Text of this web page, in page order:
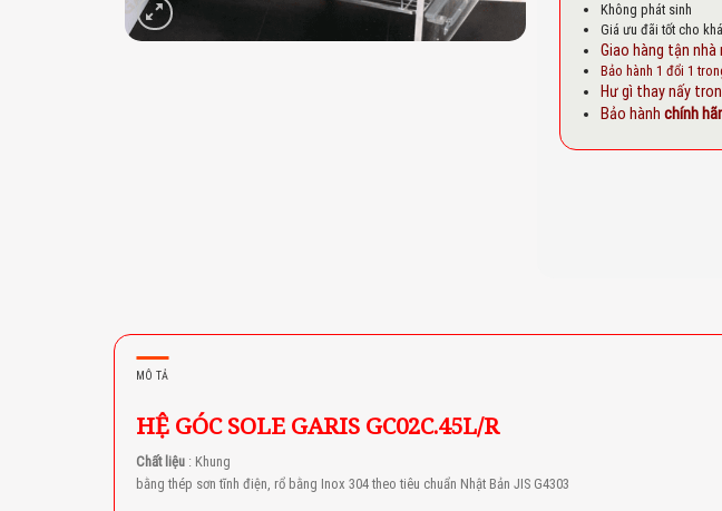
Không phát sinh
Giá ưu đãi tốt cho
Giao hàng tận nhà
Bảo hành 1 đổi 1
Hư gì thay nấy
Bảo hành chính
MÔ TẢ
HỆ GÓC SOLE GARIS GC02C.45L/R
Chất liệu : Khung
bằng thép sơn tĩnh điện, rổ bằng Inox 304 theo tiêu chuẩn Nhật Bản JIS G4303